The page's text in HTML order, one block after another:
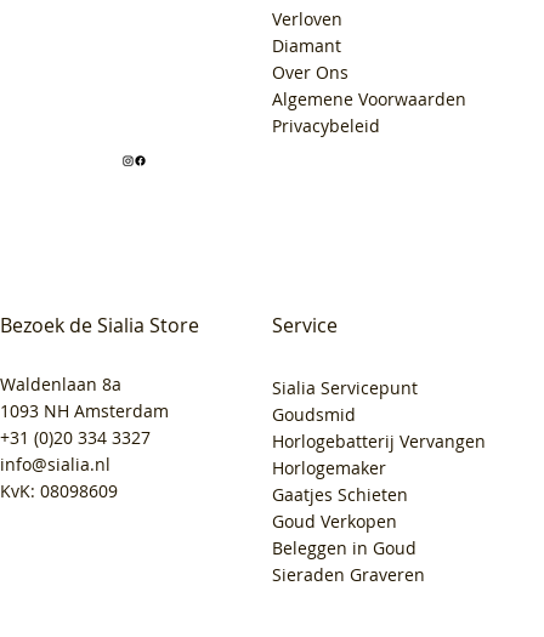
Bezoek de Sialia Store
Waldenlaan 8a
1093 NH Amsterdam
+31 (0)20 334 3327
info@sialia.nl
KvK: 08098609
Verloven
Diamant
Over Ons
Algemene Voorwaarden
Privacybeleid
Service
Sialia Servicepunt
Goudsmid
Horlogebatterij Vervangen
Horlogemaker
Gaatjes Schieten
Goud Verkopen
Beleggen in Goud
Sieraden Graveren